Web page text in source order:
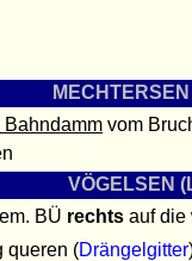
Bahndamm vom
VÖGELSEN
BÜ rechts auf die
queren (Drängelgitter